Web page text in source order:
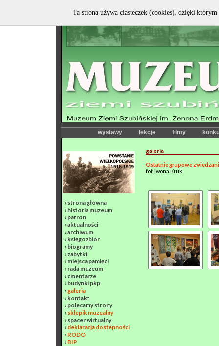
wystawy lekcje filmy
› strona główna
› historia muzeum
› patron
› aktualności
› archiwum
› księgozbiór
› biogramy
› zabytki
› miejsca pamięci
› rada muzeum
› cmentarze
› budynki pkp
› galeria
› kontakt
› polecamy strony
› sklepik muzealny
› spacer wirtualny
› deklaracja dostepności
› RODO
› BIP
galeria
Ostatnie grupowe
fot. Iwona Kruk
Ta strona używa ciasteczek (cookies), dzięki